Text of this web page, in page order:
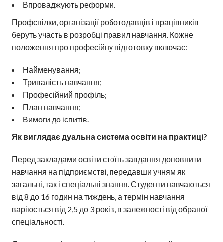
Впроваджують реформи.
Профспілки, організації роботодавців і працівників
беруть участь в розробці правил навчання. Кожне
положення про професійну підготовку включає:
Найменування;
Тривалість навчання;
Професійний профіль;
План навчання;
Вимоги до іспитів.
Як виглядає дуальна система освіти на практиці?
Перед закладами освіти стоїть завдання доповнити
навчання на підприємстві, передавши учням як
загальні, так і спеціальні знання. Студенти навчаються
від 8 до 16 годин на тиждень, а термін навчання
варіюється від 2,5 до 3 років, в залежності від обраної
спеціальності.